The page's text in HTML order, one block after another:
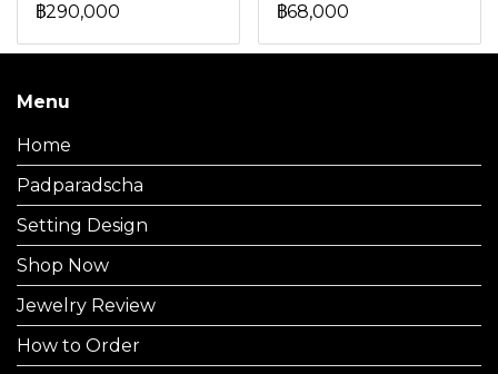
฿290,000
฿68,000
Menu
Home
Padparadscha
Setting Design
Shop Now
Jewelry Review
How to Order